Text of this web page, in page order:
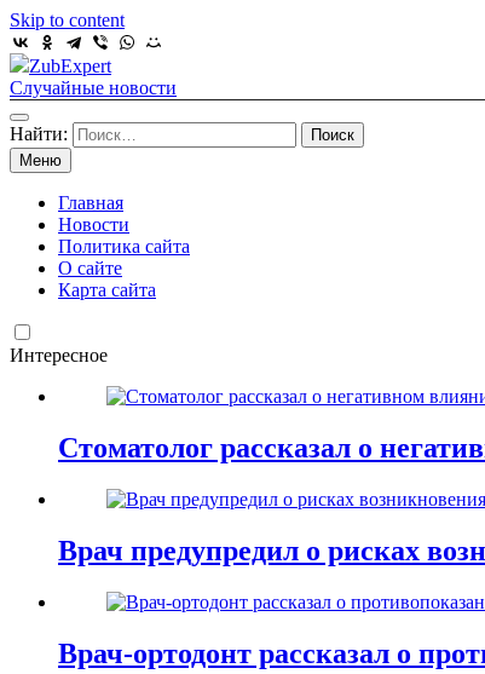
Skip to content
ZubExpert
Случайные новости
Найти:
Меню
Главная
Новости
Политика сайта
О сайте
Карта сайта
Интересное
Стоматолог рассказал о
Врач предупредил о рисках
Врач-ортодонт рассказал о